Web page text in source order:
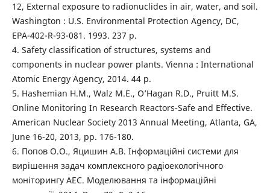
12, External exposure to radionuclides in air, water, and soil.
Washington : U.S. Environmental Protection Agency, DC,
EPA-402-R-93-081. 1993. 237 p.
4. Safety classification of structures, systems and
components in nuclear power plants. Vienna : International
Atomic Energy Agency, 2014. 44 p.
5. Hashemian H.M., Walz M.E., O’Hagan R.D., Pruitt M.S.
Online Monitoring In Research Reactors-Safe and Effective.
American Nuclear Society 2013 Annual Meeting, Atlanta, GA,
June 16-20, 2013, pp. 176-180.
6. Попов О.О., Яцишин А.В. Інформаційні системи для
вирішення задач комплексного радіоекологічного
моніторингу АЕС. Моделювання та інформаційні